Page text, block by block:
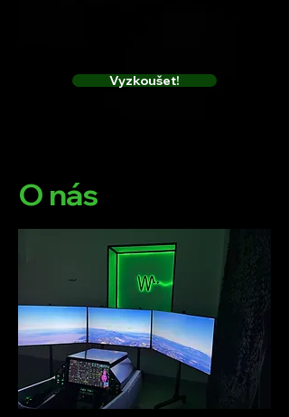
Vyzkoušet!
O nás